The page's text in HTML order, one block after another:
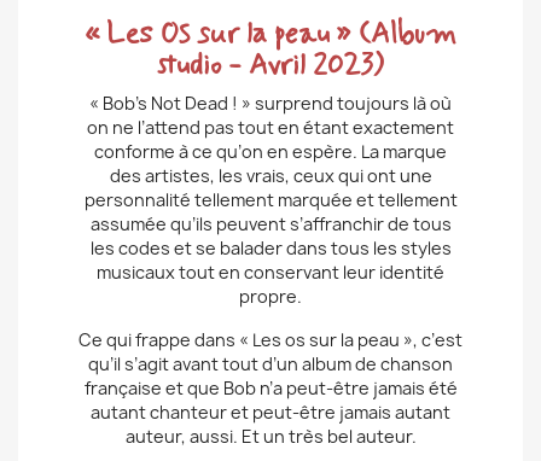
« Les Os sur la peau » (Album
studio - Avril 2023)
« Bob’s Not Dead ! » surprend toujours là où
on ne l’attend pas tout en étant exactement
conforme à ce qu’on en espère. La marque
des artistes, les vrais, ceux qui ont une
personnalité tellement marquée et tellement
assumée qu’ils peuvent s’affranchir de tous
les codes et se balader dans tous les styles
musicaux tout en conservant leur identité
propre.
Ce qui frappe dans « Les os sur la peau », c’est
qu’il s’agit avant tout d’un album de chanson
française et que Bob n’a peut-être jamais été
autant chanteur et peut-être jamais autant
auteur, aussi. Et un très bel auteur.